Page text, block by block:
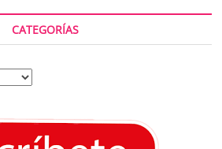
CATEGORÍAS